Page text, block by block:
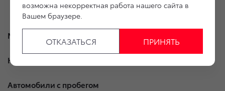
Модельный ряд
Новые автомобили
Автомобили с пробегом
возможна некорректная работа нашего сайта в
Вашем браузере.
ОТКАЗАТЬСЯ ПРИНЯТЬ